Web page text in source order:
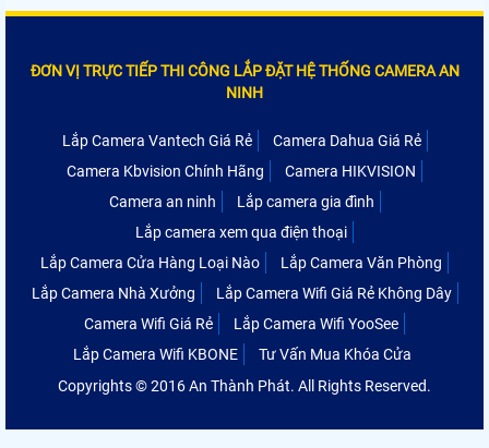
ĐƠN VỊ TRỰC TIẾP THI CÔNG LẮP ĐẶT HỆ THỐNG CAMERA AN
NINH
Lắp Camera Vantech Giá Rẻ
Camera Dahua Giá Rẻ
Camera Kbvision Chính Hãng
Camera HIKVISION
Camera an ninh
Lắp camera gia đình
Lắp camera xem qua điện thoại
Lắp Camera Cửa Hàng Loại Nào
Lắp Camera Văn Phòng
Lắp Camera Nhà Xưởng
Lắp Camera Wifi Giá Rẻ Không Dây
Camera Wifi Giá Rẻ
Lắp Camera Wifi YooSee
Lắp Camera Wifi KBONE
Tư Vấn Mua Khóa Cửa
Copyrights © 2016 An Thành Phát. All Rights Reserved.